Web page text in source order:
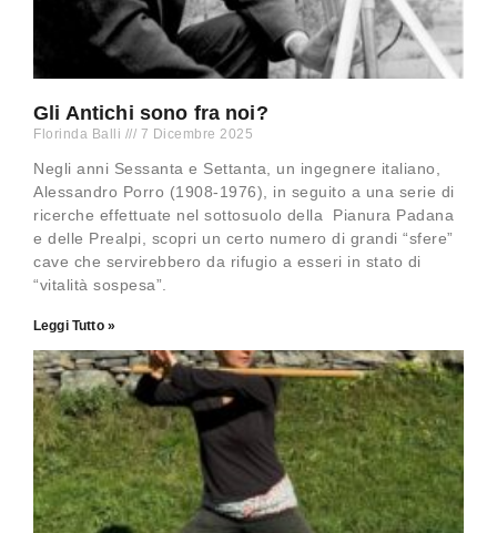
Gli Antichi sono fra noi?
Florinda Balli 7 Dicembre 2025
Negli anni Sessanta e Settanta, un ingegnere italiano,
Alessandro Porro (1908-1976), in seguito a una serie di
ricerche effettuate nel sottosuolo della Pianura Padana
e delle Prealpi, scopri un certo numero di grandi “sfere”
cave che servirebbero da rifugio a esseri in stato di
“vitalità sospesa”.
Leggi Tutto »